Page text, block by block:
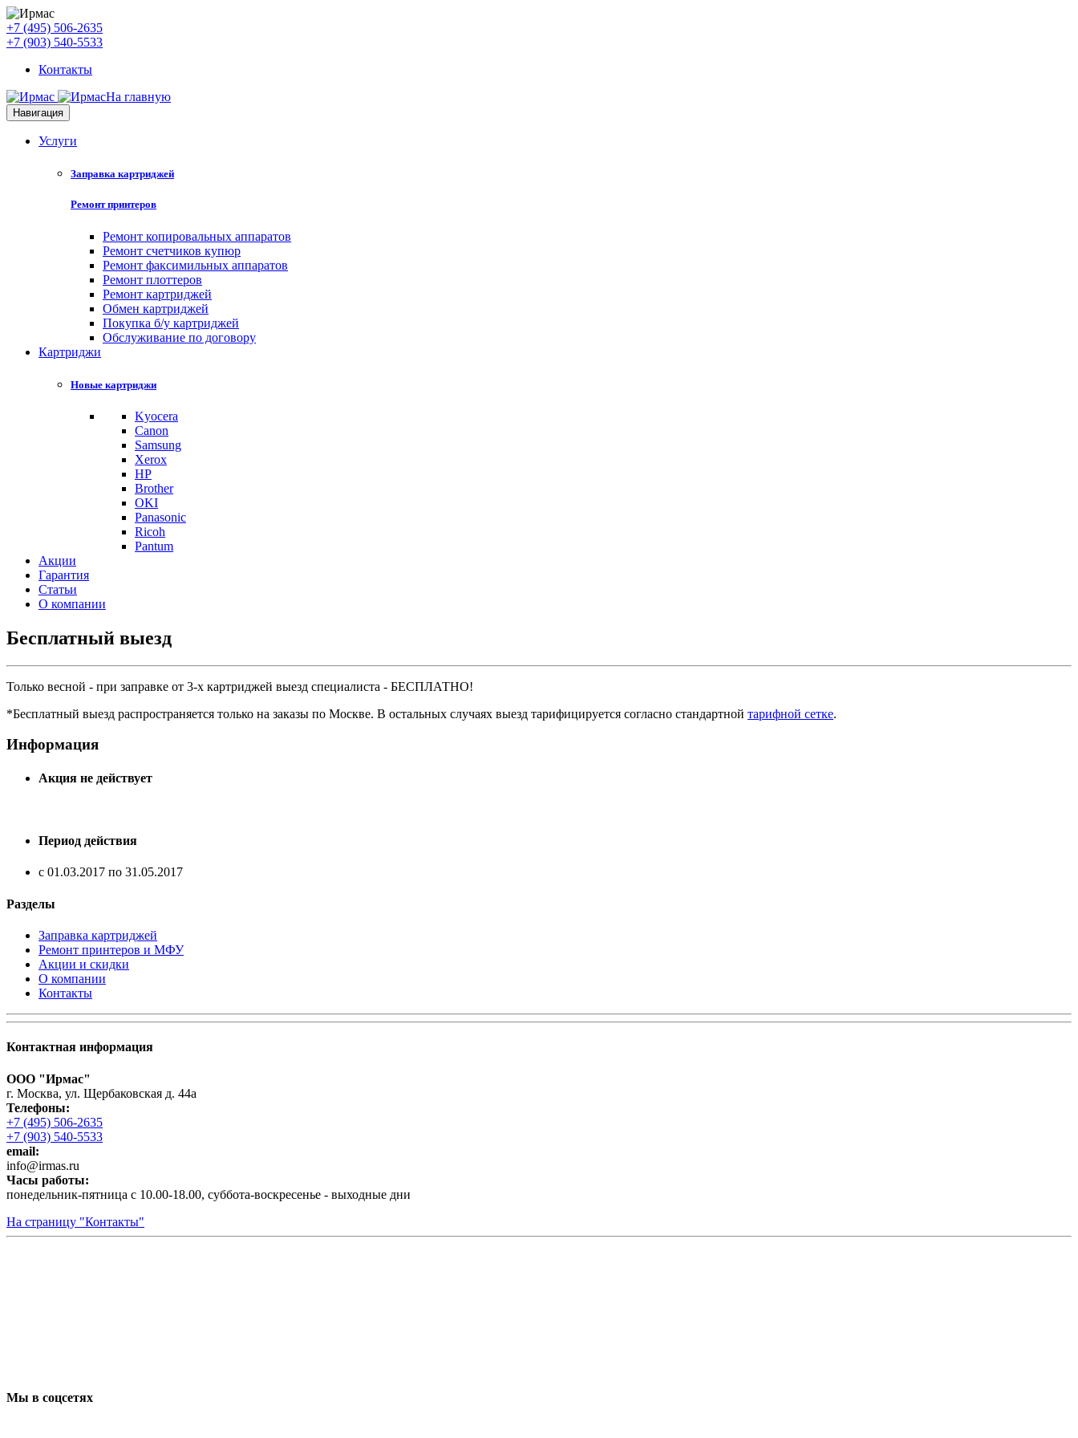
+7 (495) 506-2635
+7 (903) 540-5533
Контакты
На главную
Навигация
Услуги
Заправка картриджей
Ремонт принтеров
Ремонт копировальных аппаратов
Ремонт счетчиков купюр
Ремонт факсимильных аппаратов
Ремонт плоттеров
Ремонт картриджей
Обмен картриджей
Покупка б/у картриджей
Обслуживание по договору
Картриджи
Новые картриджи
Kyocera
Canon
Samsung
Xerox
HP
Brother
OKI
Panasonic
Ricoh
Pantum
Акции
Гарантия
Статьи
О компании
Бесплатный выезд
Только весной - при заправке от 3-х картриджей выезд специалиста - БЕСПЛАТНО!
*Бесплатный выезд распространяется только на заказы по Москве. В остальных случаях выезд тарифицируется согласно стандартной тарифной сетке.
Информация
Акция не действует
Период действия
с 01.03.2017 по 31.05.2017
Разделы
Заправка картриджей
Ремонт принтеров и МФУ
Акции и скидки
О компании
Контакты
Контактная информация
ООО "Ирмас"
г. Москва, ул. Щербаковская д. 44а
Телефоны:
+7 (495) 506-2635
+7 (903) 540-5533
email:
infо@irmas.ru
Часы работы:
понедельник-пятница с 10.00-18.00, суббота-воскресенье - выходные дни
На страницу "Контакты"
Мы в соцсетях